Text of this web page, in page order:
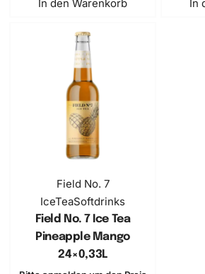
In den Warenkorb In
Field No. 7
IceTeaSoftdrinks
Field No. 7 Ice Tea
Pineapple Mango
24×0,33L